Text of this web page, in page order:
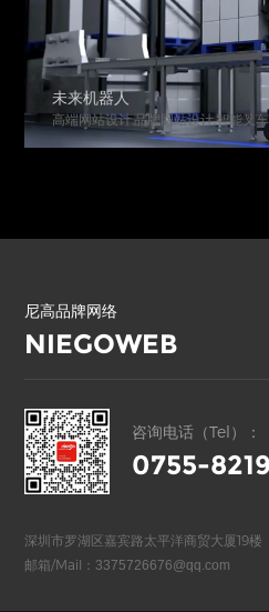
未来机器人
高端网站设计,品牌网站设计,智能叉
尼高品牌网络
NIEGOWEB
咨询电话（Tel）：
0755-
深圳市罗湖区嘉宾路太平洋商贸大厦19楼
邮箱/Mail： 3375726676@qq.com